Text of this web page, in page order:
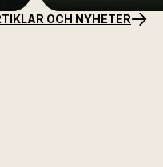
OCH NYHETER